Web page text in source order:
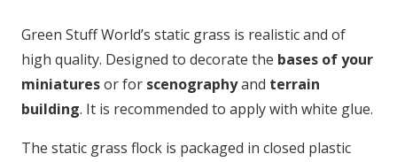
Green Stuff World’s static grass is realistic and of
high quality. Designed to decorate the bases of your
miniaturesor for scenographyand terrain
building. It is recommended to apply with white glue.
The static grass flock is packaged in closed plastic